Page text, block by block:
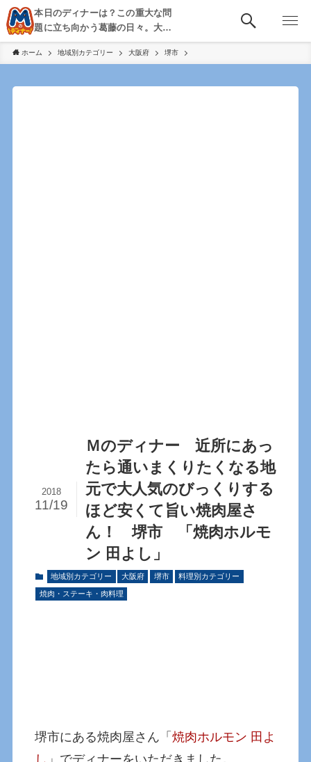
本日のディナーは？この重大な問
題に立ち向かう葛藤の日々。大
阪・京都・神戸を中心とした食べ
歩き、飲み歩きを綴る。
ホーム 地域別カテゴリー 大阪府 堺市
Ｍのディナー 近所にあっ
たら通いまくりたくなる地
元で大人気のびっくりする
ほど安くて旨い焼肉屋さ
ん！ 堺市 「焼肉ホルモ
ン 田よし」
2018
11/19
地域別カテゴリー 大阪府 堺市 料理別カテゴリー
焼肉・ステーキ・肉料理
堺市にある焼肉屋さん「焼肉ホルモン 田よ